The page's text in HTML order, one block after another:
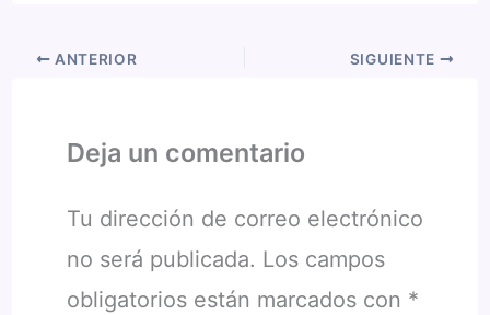
ANTERIOR SIGUIENTE
Deja un comentario
Tu dirección de correo electrónico
no será publicada. Los campos
obligatorios están marcados con *